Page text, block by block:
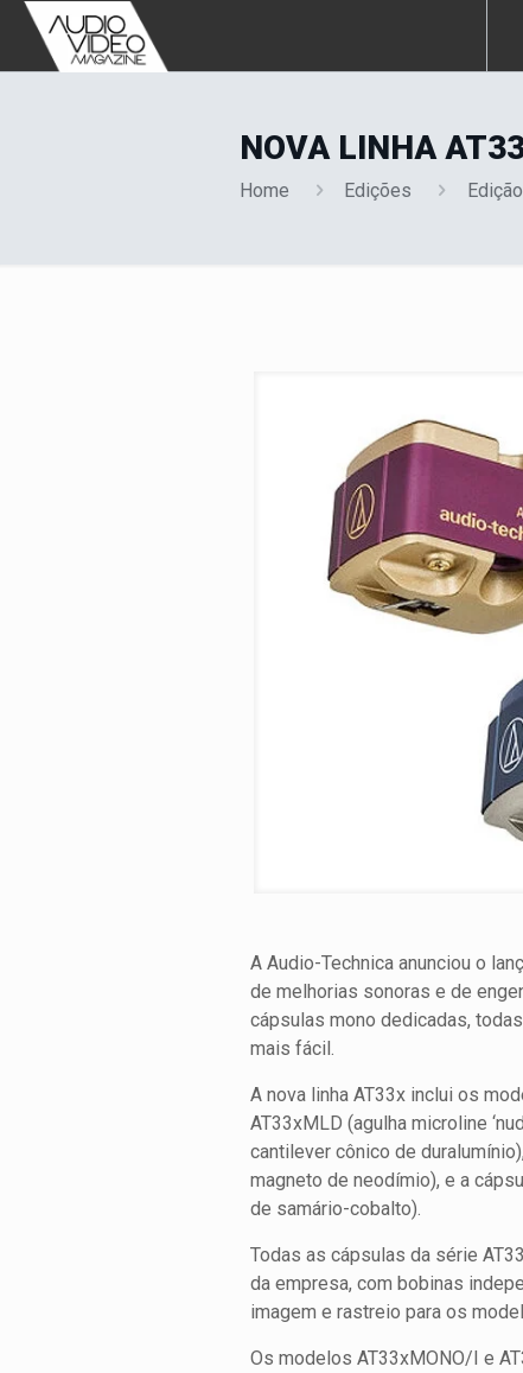
NOVA LINHA
Home Edições
A Audio-Technica anunciou o
de melhorias sonoras e de
cápsulas mono dedicadas,
mais fácil.
A nova linha AT33x inclui os
AT33xMLD (agulha microline
cantilever cônico de
magneto de neodímio), e a
de samário-cobalto).
Todas as cápsulas da série
da empresa, com bobinas
imagem e rastreio para os
Os modelos AT33xMONO/I e